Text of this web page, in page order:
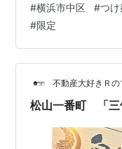
丼の底にはスープが
と、長ねぎ。和え麺
ている。まずは和
感はない。むしろ
に、アクセントの
があるが、量は少な
#横浜市中区 #つけ
#限定
不動産大好きＲ
松山一番町 「三